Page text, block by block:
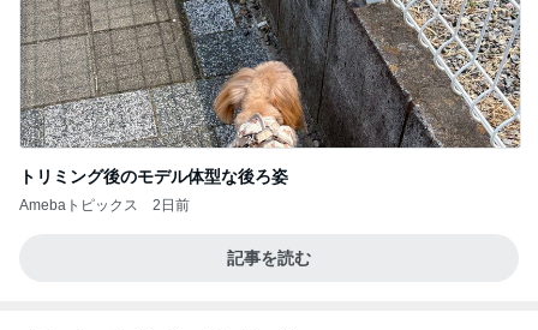
トリミング後のモデル体型な後ろ姿
Amebaトピックス 2日前
記事を読む